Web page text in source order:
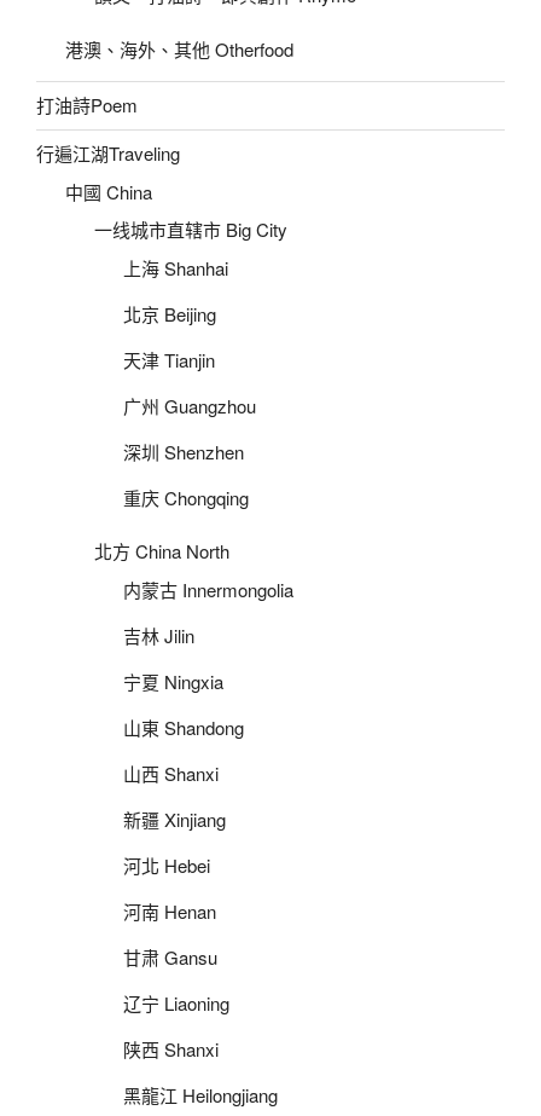
港澳、海外、其他 Otherfood
打油詩Poem
行遍江湖Traveling
中國 China
一线城市直辖市 Big City
上海 Shanhai
北京 Beijing
天津 Tianjin
广州 Guangzhou
深圳 Shenzhen
重庆 Chongqing
北方 China North
内蒙古 Innermongolia
吉林 Jilin
宁夏 Ningxia
山東 Shandong
山西 Shanxi
新疆 Xinjiang
河北 Hebei
河南 Henan
甘肃 Gansu
辽宁 Liaoning
陕西 Shanxi
黑龍江 Heilongjiang